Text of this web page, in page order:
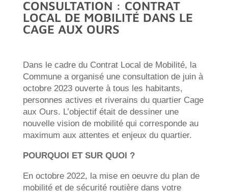
CONSULTATION : CONTRAT
LOCAL DE MOBILITÉ DANS LE
CAGE AUX OURS
Dans le cadre du Contrat Local de Mobilité, la
Commune a organisé une consultation de juin à
octobre 2023 ouverte à tous les habitants,
personnes actives et riverains du quartier Cage
aux Ours. L’objectif était de dessiner une
nouvelle vision de mobilité qui corresponde au
maximum aux attentes et enjeux du quartier.
POURQUOI ET SUR QUOI ?
En octobre 2022, la mise en oeuvre du plan de
mobilité et de sécurité routière dans votre